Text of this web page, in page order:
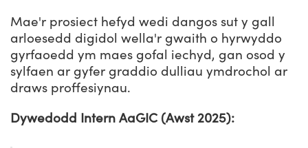
Mae'r prosiect hefyd wedi dangos sut y gall
arloesedd digidol wella'r gwaith o hyrwyddo
gyrfaoedd ym maes gofal iechyd, gan osod y
sylfaen ar gyfer graddio dulliau ymdrochol ar
draws proffesiynau.
Dywedodd Intern AaGIC (Awst 2025):